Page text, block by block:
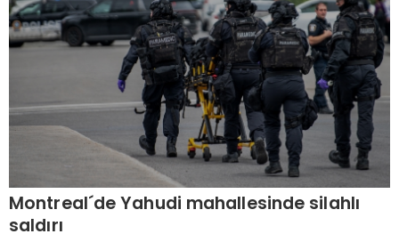
Montreal´de Yahudi mahallesinde silahlı
saldırı